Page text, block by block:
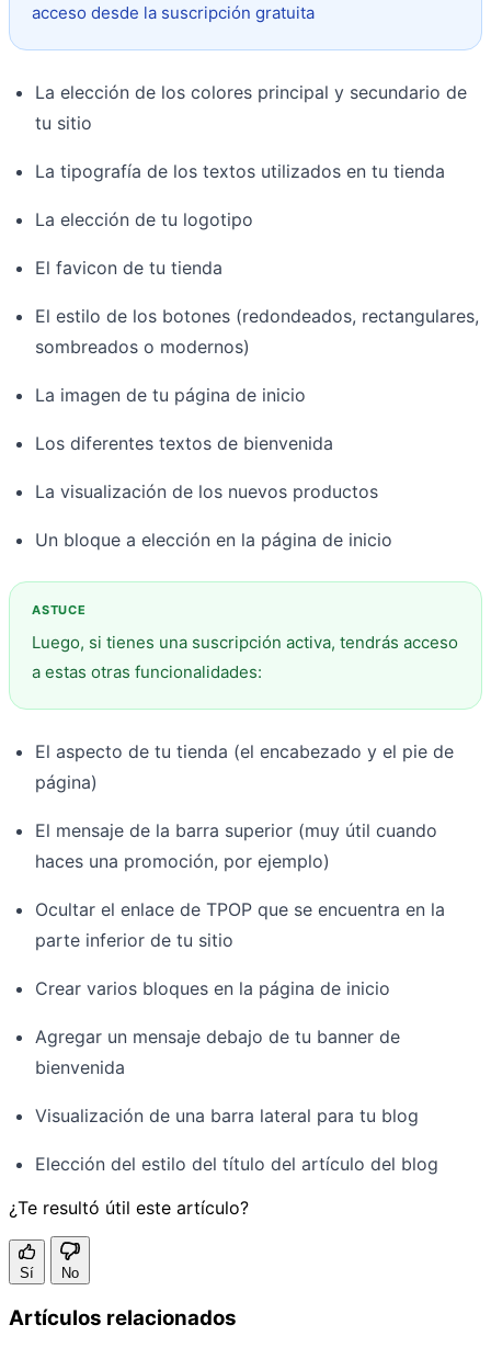
acceso desde la suscripción gratuita
La elección de los colores principal y secundario de
tu sitio
La tipografía de los textos utilizados en tu tienda
La elección de tu logotipo
El favicon de tu tienda
El estilo de los botones (redondeados, rectangulares,
sombreados o modernos)
La imagen de tu página de inicio
Los diferentes textos de bienvenida
La visualización de los nuevos productos
Un bloque a elección en la página de inicio
Luego, si tienes una suscripción activa, tendrás acceso
a estas otras funcionalidades:
El aspecto de tu tienda (el encabezado y el pie de
página)
El mensaje de la barra superior (muy útil cuando
haces una promoción, por ejemplo)
Ocultar el enlace de TPOP que se encuentra en la
parte inferior de tu sitio
Crear varios bloques en la página de inicio
Agregar un mensaje debajo de tu banner de
bienvenida
Visualización de una barra lateral para tu blog
Elección del estilo del título del artículo del blog
¿Te resultó útil este artículo?
Sí No
Artículos relacionados